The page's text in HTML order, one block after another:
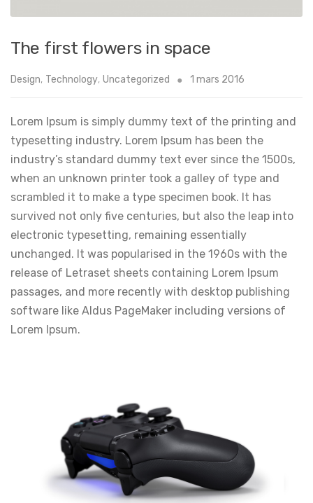
The first flowers in space
Design, Technology, Uncategorized 1 mars 2016
Lorem Ipsum is simply dummy text of the printing and
typesetting industry. Lorem Ipsum has been the
industry’s standard dummy text ever since the 1500s,
when an unknown printer took a galley of type and
scrambled it to make a type specimen book. It has
survived not only five centuries, but also the leap into
electronic typesetting, remaining essentially
unchanged. It was popularised in the 1960s with the
release of Letraset sheets containing Lorem Ipsum
passages, and more recently with desktop publishing
software like Aldus PageMaker including versions of
Lorem Ipsum.